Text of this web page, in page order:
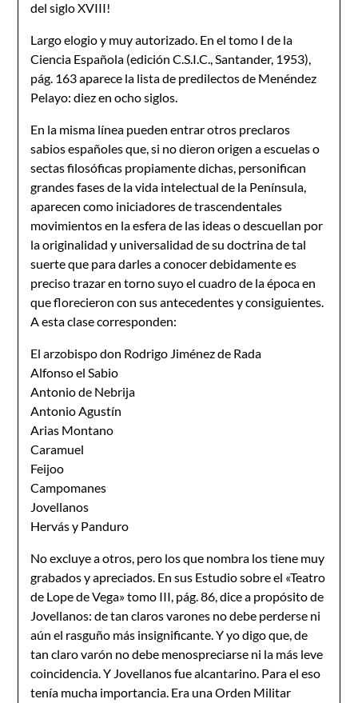
del siglo XVIII!
Largo elogio y muy autorizado. En el tomo I de la
Ciencia Española (edición C.S.I.C., Santander, 1953),
pág. 163 aparece la lista de predilectos de Menéndez
Pelayo: diez en ocho siglos.
En la misma línea pueden entrar otros preclaros
sabios españoles que, si no dieron origen a escuelas o
sectas filosóficas propiamente dichas, personifican
grandes fases de la vida intelectual de la Península,
aparecen como iniciadores de trascendentales
movimientos en la esfera de las ideas o descuellan por
la originalidad y universalidad de su doctrina de tal
suerte que para darles a conocer debidamente es
preciso trazar en torno suyo el cuadro de la época en
que florecieron con sus antecedentes y consiguientes.
A esta clase corresponden:
El arzobispo don Rodrigo Jiménez de Rada
Alfonso el Sabio
Antonio de Nebrija
Antonio Agustín
Arias Montano
Caramuel
Feijoo
Campomanes
Jovellanos
Hervás y Panduro
No excluye a otros, pero los que nombra los tiene muy
grabados y apreciados. En sus Estudio sobre el «Teatro
de Lope de Vega» tomo III, pág. 86, dice a propósito de
Jovellanos: de tan claros varones no debe perderse ni
aún el rasguño más insignificante. Y yo digo que, de
tan claro varón no debe menospreciarse ni la más leve
coincidencia. Y Jovellanos fue alcantarino. Para el eso
tenía mucha importancia. Era una Orden Militar